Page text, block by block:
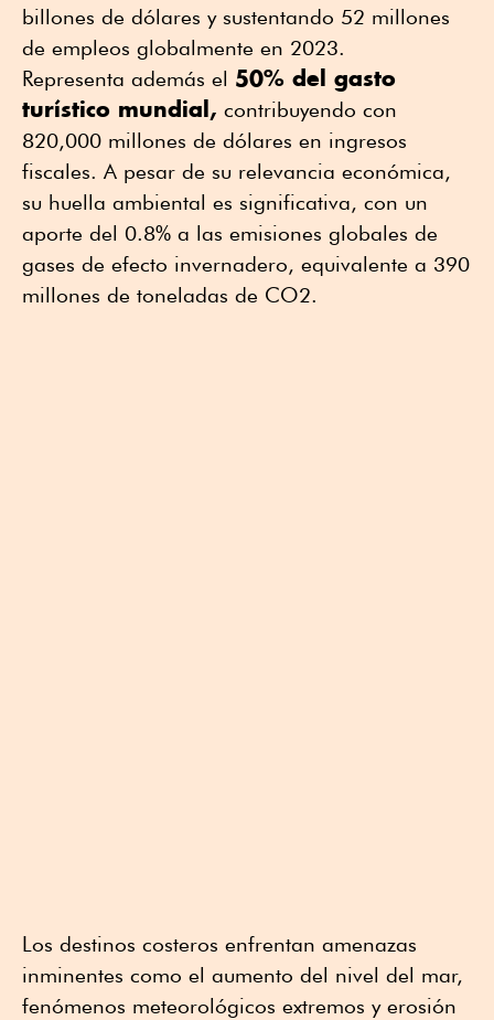
billones de dólares y sustentando 52 millones
de empleos globalmente en 2023.
Representa además el 50% del gasto
turístico mundial, contribuyendo con
820,000 millones de dólares en ingresos
fiscales. A pesar de su relevancia económica,
su huella ambiental es significativa, con un
aporte del 0.8% a las emisiones globales de
gases de efecto invernadero, equivalente a 390
millones de toneladas de CO2.
Los destinos costeros enfrentan amenazas
inminentes como el aumento del nivel del mar,
fenómenos meteorológicos extremos y erosión